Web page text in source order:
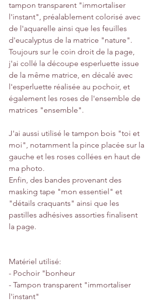
tampon transparent "immortaliser
l'instant", préalablement colorisé avec
de l'aquarelle ainsi que les feuilles
d'eucalyptus de la matrice "nature".
Toujours sur le coin droit de la page,
j'ai collé la découpe esperluette issue
de la même matrice, en décalé avec
l'esperluette réalisée au pochoir, et
également les roses de l'ensemble de
matrices "ensemble".
J'ai aussi utilisé le tampon bois "toi et
moi", notamment la pince placée sur la
gauche et les roses collées en haut de
ma photo.
Enfin, des bandes provenant des
masking tape "mon essentiel" et
"détails craquants" ainsi que les
pastilles adhésives assorties finalisent
la page.
Matériel utilisé:
- Pochoir "bonheur
- Tampon transparent "immortaliser
l'instant"